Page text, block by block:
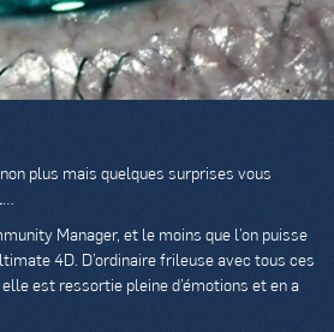
plus mais quelques surprises vous
Manager, et le moins que l’on puisse
4D. D’ordinaire frileuse avec tous ces
est ressortie pleine d’émotions et en a